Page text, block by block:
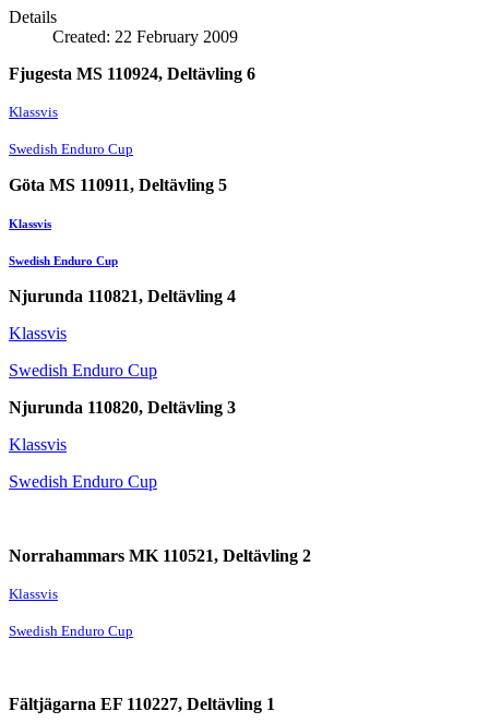
Details
Created: 22 February 2009
Fjugesta MS 110924, Deltävling 6
Klassvis
Swedish Enduro Cup
Göta MS 110911, Deltävling 5
Klassvis
Swedish Enduro Cup
Njurunda 110821, Deltävling 4
Klassvis
Swedish Enduro Cup
Njurunda 110820, Deltävling 3
Klassvis
Swedish Enduro Cup
Norrahammars MK 110521, Deltävling 2
Klassvis
Swedish Enduro Cup
Fältjägarna EF 110227, Deltävling 1